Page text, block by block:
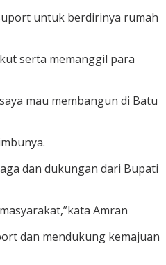
untuk berdirinya rumah
serta memanggil para
mau membangun di Batu
dan dukungan dari Bupati
Amran
dan mendukung kemajuan